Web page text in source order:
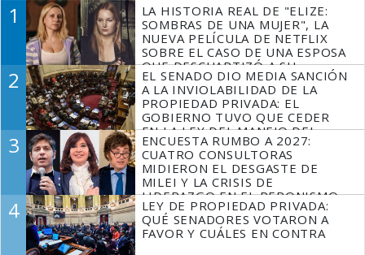
1
LA HISTORIA REAL DE "ELIZE:
SOMBRAS DE UNA MUJER", LA
NUEVA PELÍCULA DE NETFLIX
SOBRE EL CASO DE UNA ESPOSA
QUE DESCUARTIZÓ A SU
MARIDO
2
EL SENADO DIO MEDIA SANCIÓN
A LA INVIOLABILIDAD DE LA
PROPIEDAD PRIVADA: EL
GOBIERNO TUVO QUE CEDER
EN LA LEY DEL MANEJO DEL
FUEGO
3
ENCUESTA RUMBO A 2027:
CUATRO CONSULTORAS
MIDIERON EL DESGASTE DE
MILEI Y LA CRISIS DE
LIDERAZGO EN EL PERONISMO
4
LEY DE PROPIEDAD PRIVADA:
QUÉ SENADORES VOTARON A
FAVOR Y CUÁLES EN CONTRA